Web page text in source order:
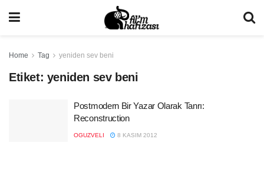
Home Tag yeniden sev beni
Etiket: yeniden sev beni
Postmodern Bir Yazar Olarak Tanrı:
Reconstruction
OGUZVELI 8 KASIM 2012